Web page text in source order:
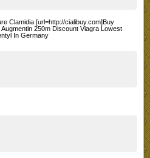
Clamidia [url=http://cialibuy.com]Buy
250m Discount Viagra Lowest
In Germany